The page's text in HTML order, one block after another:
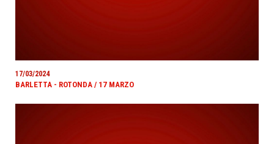
17/03/2024
BARLETTA - ROTONDA / 17 MARZO